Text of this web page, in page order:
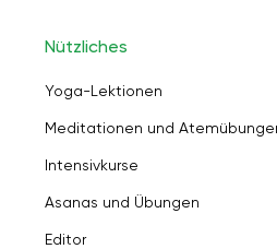
Nützliches
Yoga-Lektionen
Meditationen und
Intensivkurse
Asanas und Übungen
Editor